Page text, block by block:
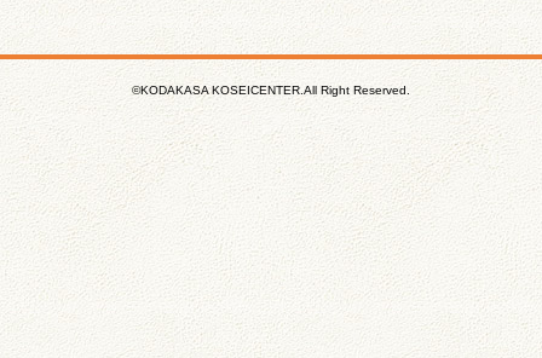
©KODAKASA KOSEICENTER.All Right Reserved.